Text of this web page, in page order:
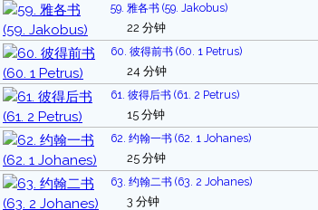
59. 雅各书 (59. Jakobus)
22 分钟
60. 彼得前书 (60. 1 Petrus)
24 分钟
61. 彼得后书 (61. 2 Petrus)
15 分钟
62. 约翰一书 (62. 1 Johanes)
25 分钟
63. 约翰二书 (63. 2 Johanes)
3 分钟